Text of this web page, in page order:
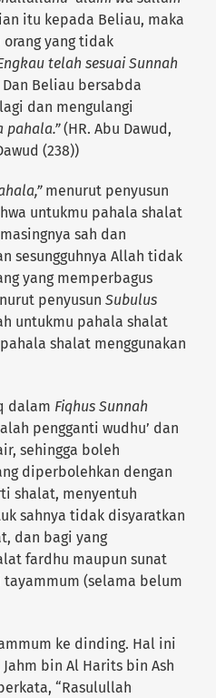
itu kepada Beliau, maka
yang tidak
telah sesuai Sunnah
Dan Beliau bersabda
dan mengulangi
pahala.”(HR. Abu Dawud,
(238))
menurut penyusun
untukmu pahala shalat
sah dan
sesungguhnya Allah tidak
yang memperbagus
penyusunSubulus
untukmu pahala shalat
shalat menggunakan
dalam Fiqhus Sunnah
pengganti wudhu’ dan
sehingga boleh
diperbolehkan dengan
shalat, menyentuh
sahnya tidak disyaratkan
dan bagi yang
fardhu maupun sunat
tayammum (selama belum
ke dinding. Hal ini
bin Al Harits bin Ash
“Rasulullah